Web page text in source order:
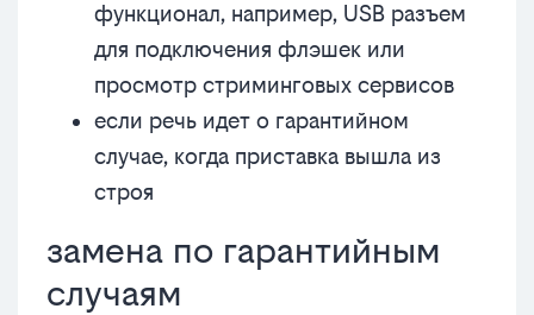
функционал, например, USB разъем
для подключения флэшек или
просмотр стриминговых сервисов
если речь идет о гарантийном
случае, когда приставка вышла из
строя
замена по гарантийным
случаям